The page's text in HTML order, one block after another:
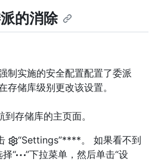
的消除
制实施的安全配置配置了委派
存储库级别更改该设置。
存储库的主页面。
“Settings”****。 如果看不到
“
”下拉菜单，然后单击“设